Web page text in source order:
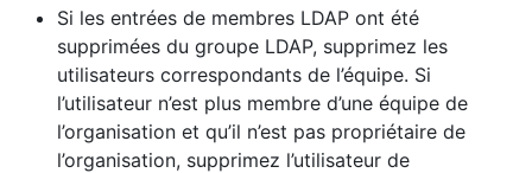
Si les entrées de membres LDAP ont été
supprimées du groupe LDAP, supprimez les
utilisateurs correspondants de l’équipe. Si
l’utilisateur n’est plus membre d’une équipe de
l’organisation et qu’il n’est pas propriétaire de
l’organisation, supprimez l’utilisateur de